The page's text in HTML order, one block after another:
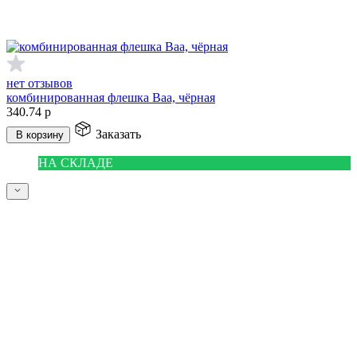
нет отзывов
комбинированная флешка Baa, чёрная
340.74 р
В корзину Заказать
НА СКЛАДЕ